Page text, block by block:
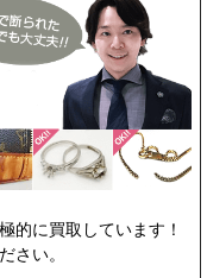
的に買取しています！
さい。